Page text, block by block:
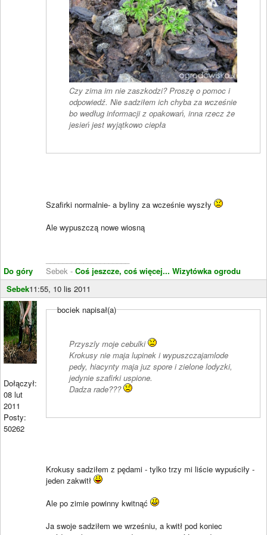
Do góry
Czy zima im nie zaszkodzi? Proszę o pomoc i
odpowiedź. Nie sadziłem ich chyba za wcześnie
bo według informacji z opakowań, inna rzecz że
jesień jest wyjątkowo ciepła
Szafirki normalnie- a byliny za wcześnie wyszły
Ale wypuszczą nowe wiosną
Sebek - Coś jeszcze, coś więcej... Wizytówka ogrodu
Sebek11:55, 10 lis 2011
Dołączył:
08 lut
2011
Posty:
50262
bociek napisał(a)
Przyszly moje cebulki
Krokusy nie maja lupinek i wypuszczajamlode
pedy, hiacynty maja juz spore i zielone lodyzki,
jedynie szafirki uspione.
Dadza rade???
Krokusy sadziłem z pędami - tylko trzy mi liście wypuściły -
jeden zakwitł
Ale po zimie powinny kwitnąć
Ja swoje sadziłem we wrześniu, a kwitł pod koniec